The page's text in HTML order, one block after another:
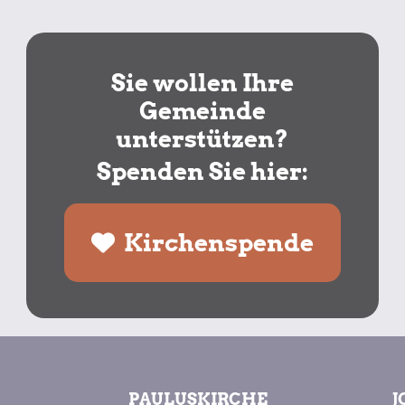
Sie wollen Ihre
Gemeinde
unterstützen?
Spenden Sie hier:
Kirchenspende
PAULUSKIRCHE